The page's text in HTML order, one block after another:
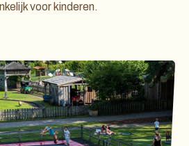
voor kinderen.